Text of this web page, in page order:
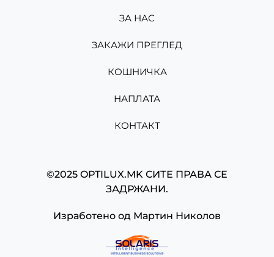
ЗА НАС
ЗАКАЖИ ПРЕГЛЕД
КОШНИЧКА
НАПЛАТА
КОНТАКТ
©2025 OPTILUX.MK СИТЕ ПРАВА СЕ
ЗАДРЖАНИ.
Изработено од Мартин Николов